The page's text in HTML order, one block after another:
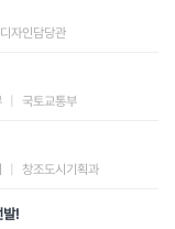
디자인담당관
국토교통부
창조도시기획과
발!